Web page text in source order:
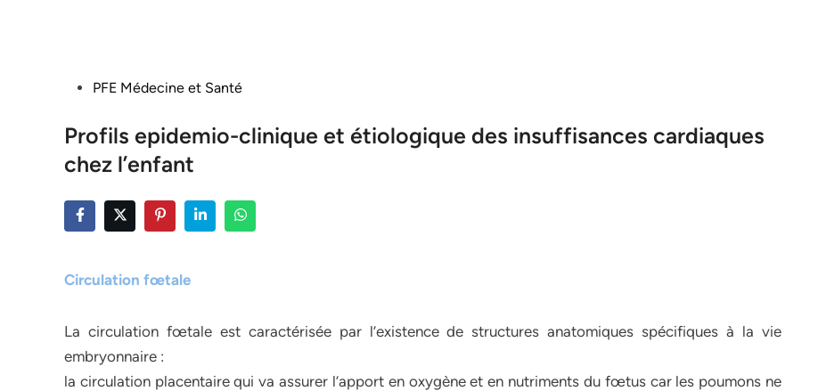
PostedPFE Médecine et Santé
Profils epidemio-clinique et étiologique des insuffisances cardiaques
chez l’enfant
Circulation fœtale
La circulation fœtale est caractérisée par l’existence de structures anatomiques spécifiques à la vie
embryonnaire :
la circulation placentaire qui va assurer l’apport en oxygène et en nutriments du fœtus car les poumons ne